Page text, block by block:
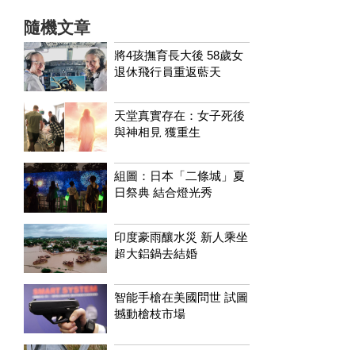
隨機文章
將4孩撫育長大後 58歲女
退休飛行員重返藍天
天堂真實存在：女子死後
與神相見 獲重生
組圖：日本「二條城」夏
日祭典 結合燈光秀
印度豪雨釀水災 新人乘坐
超大鋁鍋去結婚
智能手槍在美國問世 試圖
撼動槍枝市場